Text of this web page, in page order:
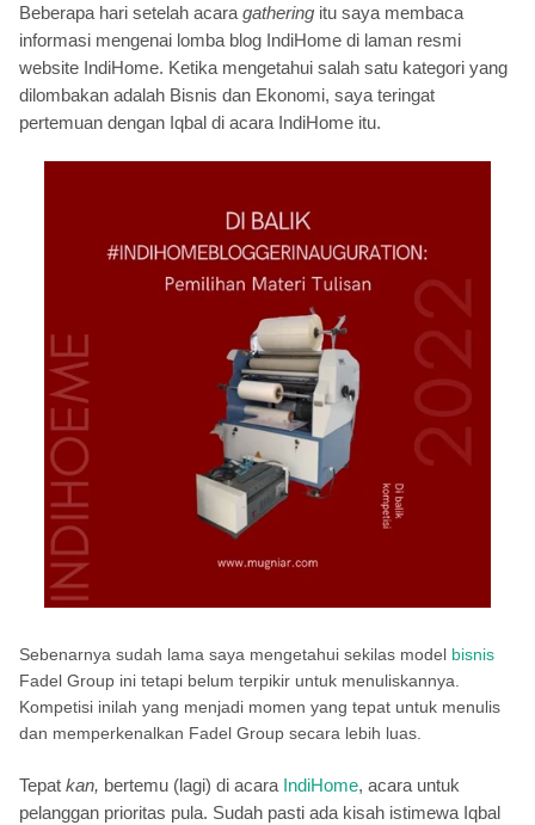
Beberapa hari setelah acara gathering itu saya membaca
informasi mengenai lomba blog IndiHome di laman resmi
website IndiHome. Ketika mengetahui salah satu kategori yang
dilombakan adalah Bisnis dan Ekonomi, saya teringat
pertemuan dengan Iqbal di acara IndiHome itu.
Sebenarnya sudah lama saya mengetahui sekilas model bisnis
Fadel Group ini tetapi belum terpikir untuk menuliskannya.
Kompetisi inilah yang menjadi momen yang tepat untuk menulis
dan memperkenalkan Fadel Group secara lebih luas.
Tepat kan, bertemu (lagi) di acara IndiHome, acara untuk
pelanggan prioritas pula. Sudah pasti ada kisah istimewa Iqbal